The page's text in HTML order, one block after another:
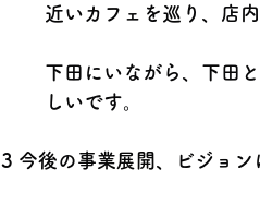
近いカフェを巡り、店
下田にいながら、下田
しいです。
3 今後の事業展開、ビジョン